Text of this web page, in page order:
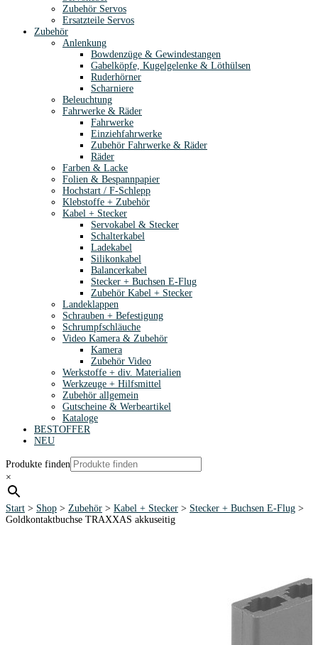
Zubehör Servos
Ersatzteile Servos
Zubehör
Anlenkung
Bowdenzüge & Gewindestangen
Gabelköpfe, Kugelgelenke & Löthülsen
Ruderhörner
Scharniere
Beleuchtung
Fahrwerke & Räder
Fahrwerke
Einziehfahrwerke
Zubehör Fahrwerke & Räder
Räder
Farben & Lacke
Folien & Bespannpapier
Hochstart / F-Schlepp
Klebstoffe + Zubehör
Kabel + Stecker
Servokabel & Stecker
Schalterkabel
Ladekabel
Silikonkabel
Balancerkabel
Stecker + Buchsen E-Flug
Zubehör Kabel + Stecker
Landeklappen
Schrauben + Befestigung
Schrumpfschläuche
Video Kamera & Zubehör
Kamera
Zubehör Video
Werkstoffe + div. Materialien
Werkzeuge + Hilfsmittel
Zubehör allgemein
Gutscheine & Werbeartikel
Kataloge
BESTOFFER
NEU
Produkte finden
×
Start > Shop > Zubehör > Kabel + Stecker > Stecker + Buchsen E-Flug >
Goldkontaktbuchse TRAXXAS akkuseitig